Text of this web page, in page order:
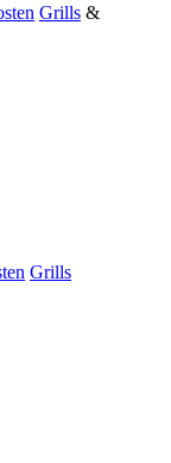
Grills &
Grills